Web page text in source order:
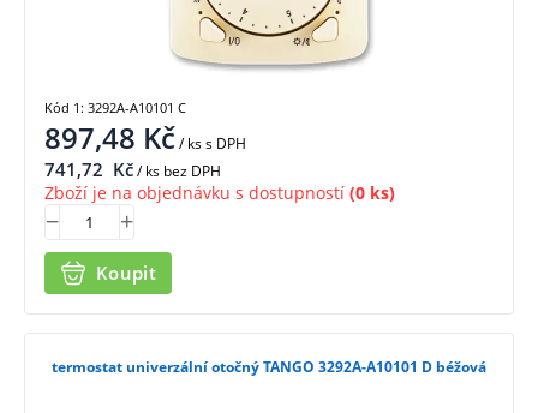
897,48 Kč/ kss DPH
741,72 Kč/ ks bez DPH
Zboží je na objednávku s dostupností (0 ks)
Koupit
Kód 1: 3292A-A10101 C
termostat univerzální otočný TANGO 3292A-A10101 D béžová